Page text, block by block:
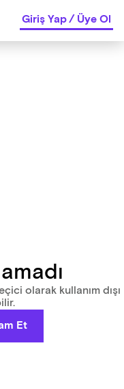
Giriş Yap/Üye Ol
olarak kullanım dışı
Et